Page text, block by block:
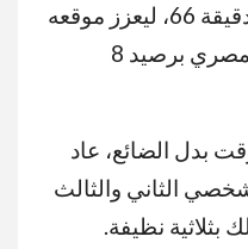
منسي الهدف الثاني في الدقيقة 66، ليعزز موقعه
في قائمة هدافي الدوري المصري برصيد 8
بدل الضائع، عاد
الثاني والثالث
بثلاثية نظيفة.